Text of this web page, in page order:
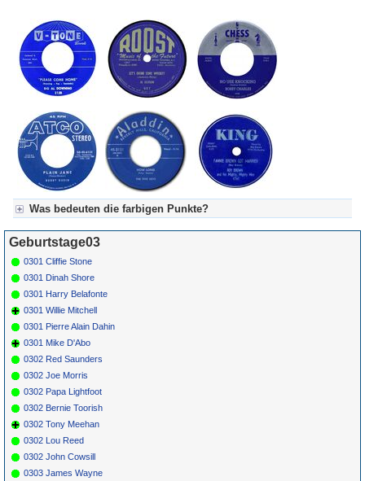
Was bedeuten die farbigen Punkte?
Für Axel's Tageskalender:
Grün = Kurzgeschichte
Grün! = fachlich bestimmt spannend, nicht verpassen!
Grün+ = Stundenbeitrag
Gelb = Kurzgeschichten oder Stundensendungen in Arbeit
Blau = Beschreibungstext (beschreibender Text)
Geburtstage03
0301 Cliffie Stone
0301 Dinah Shore
0301 Harry Belafonte
0301 Willie Mitchell
0301 Pierre Alain Dahin
0301 Mike D'Abo
0302 Red Saunders
0302 Joe Morris
0302 Papa Lightfoot
0302 Bernie Toorish
0302 Tony Meehan
0302 Lou Reed
0302 John Cowsill
0303 James Wayne